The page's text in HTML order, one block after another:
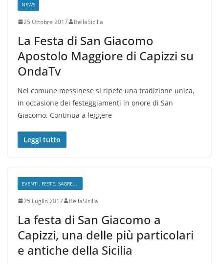
NEWS
25 Ottobre 2017 BellaSicilia
La Festa di San Giacomo
Apostolo Maggiore di Capizzi su
OndaTv
Nel comune messinese si ripete una tradizione unica,
in occasione dei festeggiamenti in onore di San
Giacomo. Continua a leggere
Leggi tutto
EVENTI, FESTE, SAGRE....
25 Luglio 2017 BellaSicilia
La festa di San Giacomo a
Capizzi, una delle più particolari
e antiche della Sicilia